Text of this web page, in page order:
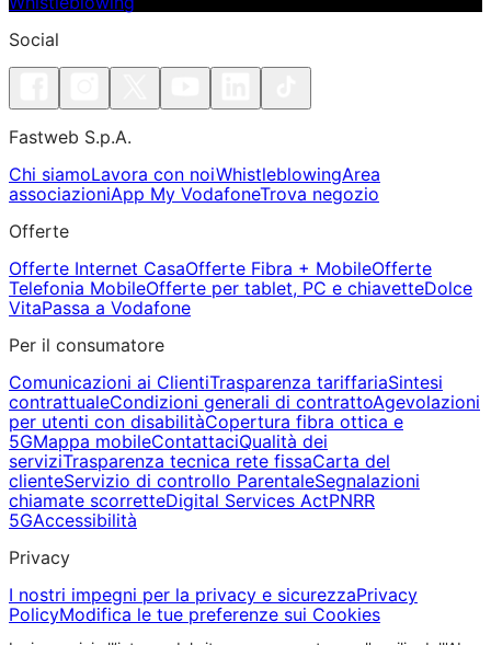
Social
Fastweb S.p.A.
Chi siamoLavora con noiWhistleblowingArea
associazioniApp My VodafoneTrova negozio
Offerte
Offerte Internet CasaOfferte Fibra + MobileOfferte
Telefonia MobileOfferte per tablet, PC e chiavetteDolce
VitaPassa a Vodafone
Per il consumatore
Comunicazioni ai ClientiTrasparenza tariffariaSintesi
contrattualeCondizioni generali di contrattoAgevolazioni
per utenti con disabilitàCopertura fibra ottica e
5GMappa mobileContattaciQualità dei
serviziTrasparenza tecnica rete fissaCarta del
clienteServizio di controllo ParentaleSegnalazioni
chiamate scorretteDigital Services ActPNRR
5GAccessibilità
Privacy
I nostri impegni per la privacy e sicurezzaPrivacy
PolicyModifica le tue preferenze sui Cookies